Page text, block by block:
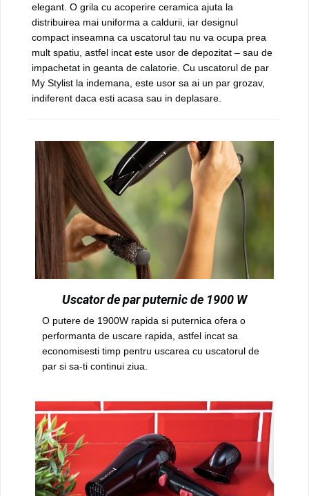
elegant. O grila cu acoperire ceramica ajuta la
distribuirea mai uniforma a caldurii, iar designul
compact inseamna ca uscatorul tau nu va ocupa prea
mult spatiu, astfel incat este usor de depozitat – sau de
impachetat in geanta de calatorie. Cu uscatorul de par
My Stylist la indemana, este usor sa ai un par grozav,
indiferent daca esti acasa sau in deplasare.
Uscator de par puternic de 1900 W
O putere de 1900W rapida si puternica ofera o
performanta de uscare rapida, astfel incat sa
economisesti timp pentru uscarea cu uscatorul de
par si sa-ti continui ziua.